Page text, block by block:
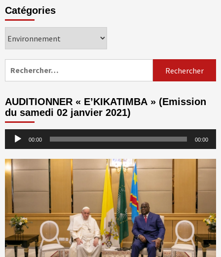
Catégories
AUDITIONNER « E’KIKATIMBA » (Emission
du samedi 02 janvier 2021)
Lecteur
audio
00:00 00:00